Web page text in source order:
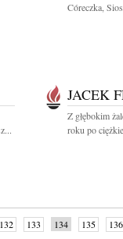
Córeczka,
JACEK
Z głębokim
roku po
132 133 134 135
136